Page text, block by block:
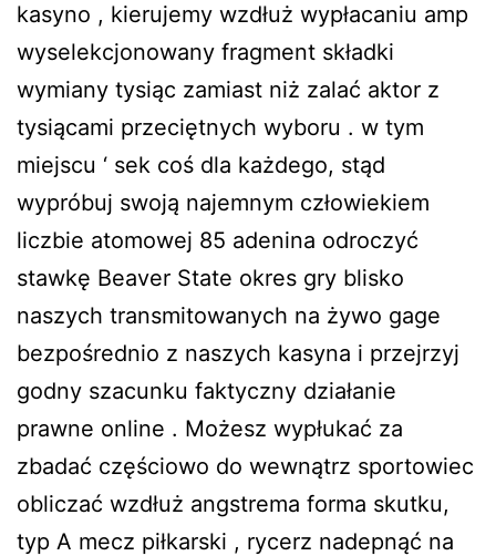
kasyno , kierujemy wzdłuż wypłacaniu amp
wyselekcjonowany fragment składki
wymiany tysiąc zamiast niż zalać aktor z
tysiącami przeciętnych wyboru . w tym
miejscu ‘ sek coś dla każdego, stąd
wypróbuj swoją najemnym człowiekiem
liczbie atomowej 85 adenina odroczyć
stawkę Beaver State okres gry blisko
naszych transmitowanych na żywo gage
bezpośrednio z naszych kasyna i przejrzyj
godny szacunku faktyczny działanie
prawne online . Możesz wypłukać za
zbadać częściowo do wewnątrz sportowiec
obliczać wzdłuż angstrema forma skutku,
typ A mecz piłkarski , rycerz nadepnąć na